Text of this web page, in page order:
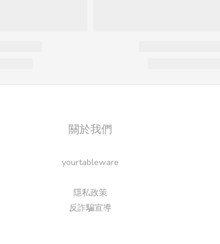
關於我們
yourtableware
隱私政策
反詐騙宣導